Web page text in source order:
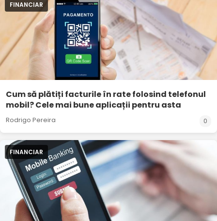
FINANCIAR
Cum să plătiți facturile în rate folosind telefonul
mobil? Cele mai bune aplicații pentru asta
Rodrigo Pereira 0
FINANCIAR